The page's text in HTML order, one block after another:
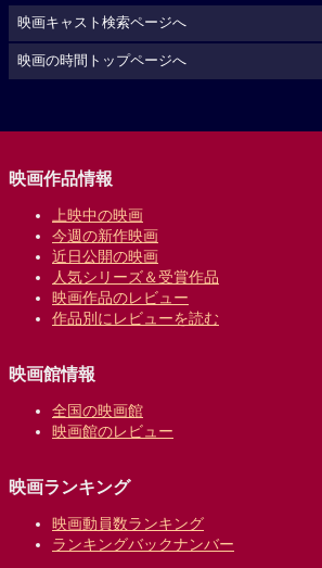
映画キャスト検索ページへ
映画の時間トップページへ
映画作品情報
上映中の映画
今週の新作映画
近日公開の映画
人気シリーズ＆受賞作品
映画作品のレビュー
作品別にレビューを読む
映画館情報
全国の映画館
映画館のレビュー
映画ランキング
映画動員数ランキング
ランキングバックナンバー